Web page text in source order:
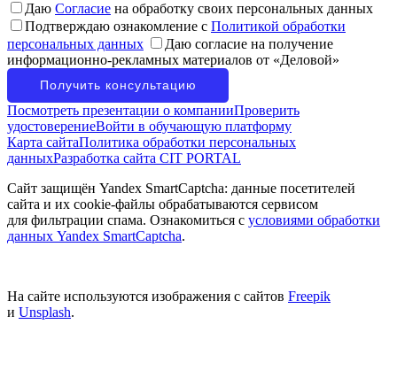
Даю Согласие на обработку своих персональных данных
Подтверждаю ознакомление с Политикой обработки
персональных данных
Даю согласие на получение
информационно-рекламных материалов от «Деловой»
Посмотреть презентации о компанииПроверить
удостоверениеВойти в обучающую платформу
Карта сайтаПолитика обработки персональных
данныхРазработка сайта CIT PORTAL
Сайт защищён Yandex SmartCaptcha: данные посетителей
сайта и их cookie-файлы обрабатываются сервисом
для фильтрации спама. Ознакомиться с условиями обработки
данных Yandex SmartCaptcha.
На сайте используются изображения с сайтов Freepik
и Unsplash.